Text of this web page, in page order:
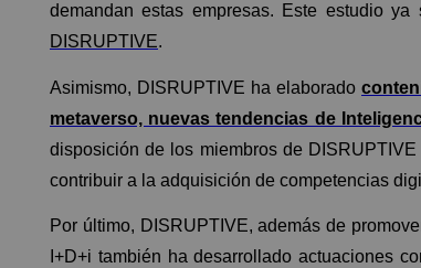
demandan estas empresas. Este estudio
DISRUPTIVE.
Asimismo, DISRUPTIVE ha elaborado
metaverso, nuevas tendencias de
disposición de los miembros de
contribuir a la adquisición de competencias
Por último, DISRUPTIVE, además de
I+D+i también ha desarrollado actuaciones